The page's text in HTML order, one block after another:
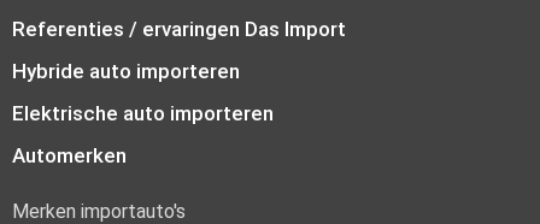
Referenties / ervaringen Das Import
Hybride auto importeren
Elektrische auto importeren
Automerken
Merken importauto's